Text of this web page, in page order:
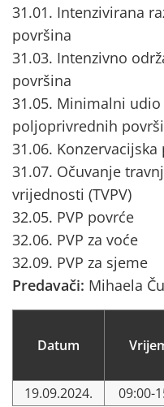
31.01. Intenzivirana
površina
31.03. Intenzivno
površina
31.05. Minimalni
poljoprivrednih
31.06.
31.07. Očuvanje
vrijednosti (TVPV)
32.05. PVP povrće
32.06. PVP za voće
32.09. PVP za sjeme
Predavači: Mihaela
Datum
19.09.2024. 09:00-